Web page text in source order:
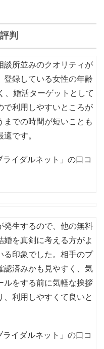
判
談所並みのクオリティが
登録している女性の年齢
、婚活ターゲットとして
で利用しやすいところが
までの時間が短いことも
です。
イダルネット」の口コ
発生するので、他の無料
婚を真剣に考える方がよ
る印象でした。相手のプ
認済みかも見やすく、気
ルをする前に気軽な挨拶
、利用しやすくて良いと
イダルネット」の口コ